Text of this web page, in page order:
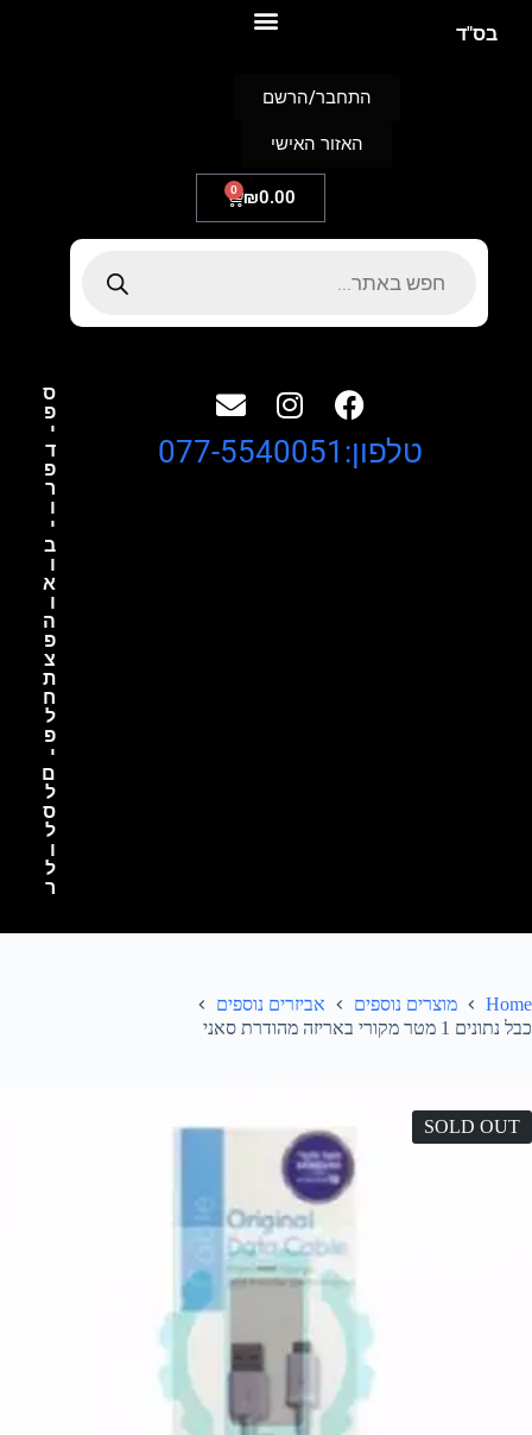
בס"ד
₪0.00
0
התחבר/הרשם
האזור האישי
ס
פ
י
ד
פ
ר
ו
י
ב
ו
א
ו
ה
פ
צ
ת
ח
ל
פ
י
ם
ל
ס
ל
ו
ל
ר
טלפון:077-5540051
Home מוצרים נוספים
אביזרים נוספים
כבל נתונים 1 מטר מקורי באריזה מהודרת סאני
SOLD OUT